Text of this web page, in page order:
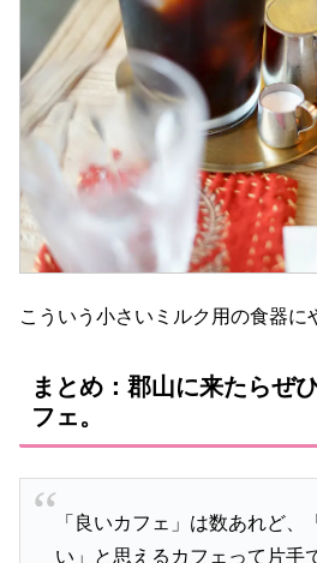
こういう小さいミルク用の食器に
まとめ：郡山に来たらぜ
フェ。
「良いカフェ」は数あれど、
い」と思えるカフェって片手